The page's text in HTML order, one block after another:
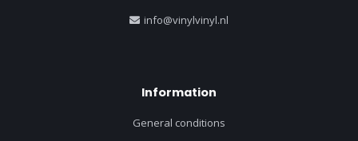
info@vinylvinyl.nl
Information
General conditions